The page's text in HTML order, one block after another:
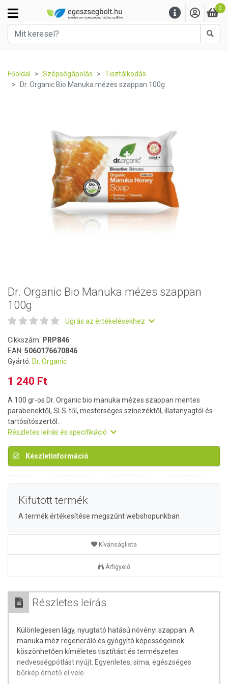
0
Főoldal Szépségápolás
Tisztálkodás
Dr. Organic Bio Manuka mézes szappan 100g
Dr. Organic Bio Manuka mézes szappan
100g
Ugrás az értékelésekhez
Cikkszám: PRP846
EAN: 5060176670846
Gyártó: Dr. Organic
1 240 Ft
A 100 gr-os Dr. Organic bio manuka mézes szappan mentes
parabenektől, SLS-től, mesterséges színezéktől, illatanyagtól és
tartósítószertől.
Részletes leírás és specifikáció
Készletinformáció
Kifutott termék
A termék értékesítése megszűnt webshopunkban
Kívánságlista
Árfigyelő
Részletes leírás
Különlegesen lágy, nyugtató hatású növényi szappan. A
manuka méz regeneráló és gyógyító képességeinek
köszönhetően kíméletes tisztítást és természetes
nedvességpótlást nyújt. Egyenletes, sima, egészséges
bőrkép érhető el vele.